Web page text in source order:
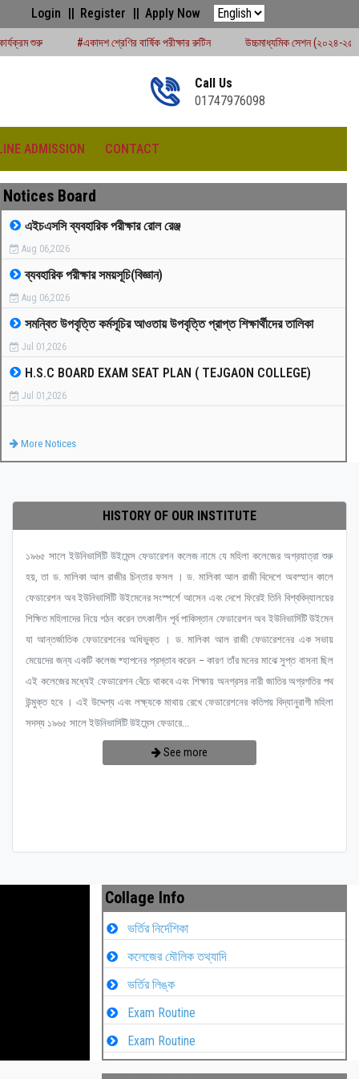
Login Register Apply Now
শ্রেণির বার্ষিক পরীক্ষার রুটিন উচ্চমাধ্যমিক সেশন (২০২৪-২৫) পরীক্ষার্থীদের বোর্ড
Call Us
01747976098
ADMISSION CONTACT
প্রতিযোগিতা -২০২৫
Notices Board
এইচএসসি ব্যবহারিক পরীক্ষার রোল রেঞ্জ
Aug 06,2026
ব্যবহারিক পরীক্ষার সময়সূচি(বিজ্ঞান)
Aug 06,2026
সমন্বিত উপবৃত্তি কর্মসূচির আওতায় উপবৃত্তি প্রাপ্ত শিক্ষার্থীদের তালিকা
Jul 01,2026
H.S.C BOARD EXAM SEAT PLAN ( TEJGAON COLLEGE)
Jul 01,2026
More Notices
HISTORY OF OUR INSTITUTE
১৯৬৫ সালে ইউনিভার্সিটি উইমেন্স ফেডারেশন কলেজ নামে যে মহিলা কলেজের অগ্রযাত্রা শুরু
হয়, তা ড. মালিকা আল রাজীর চিন্তার ফসল । ড. মালিকা আল রাজী বিদেশে অবস্হান কালে
ফেডারেশন অব ইউনিভার্সিটি উইমেনের সংস্পর্শে আসেন এবং দেশে ফিরেই তিনি বিশ্ববিদ্যালয়ের
শিক্ষিত মহিলাদের নিয়ে গঠন করেন তৎকালীন পূর্ব পাকিস্তান ফেডারেশন অব ইউনিভার্সিটি উইমেন
যা আন্তর্জাতিক ফেডারেশনের অধিভুক্ত । ড. মালিকা আল রাজী ফেডারেশনের এক সভায়
মেয়েদের জন্য একটি কলেজ ষ্হাপনের প্রস্তাব করেন – কারণ তাঁর মনের মাঝে সুপ্ত বাসনা ছিল
এই কলেজের মধ্যেই ফেডারেশন বেঁচে থাকবে এবং শিক্ষায় অনগ্রসর নারী জাতির অগ্রগতির পথ
উন্মুক্ত হবে । এই উদ্দেশ্য এবং লক্ষ্যকে মাথায় রেখে ফেডারেশনের কতিপয় বিদ্যানুরাগী মহিলা
সদস্য ১৯৬৫ সালে ইউনিভার্সিটি উইমেন্স ফেডারে...
See more
Collage Info
ভর্তির নির্দেশিকা
কলেজের মৌলিক তথ্যাদি
ভর্তির লিঙ্ক
Exam Routine
Exam Routine